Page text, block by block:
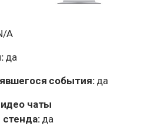
A
да
события:да
чаты
да